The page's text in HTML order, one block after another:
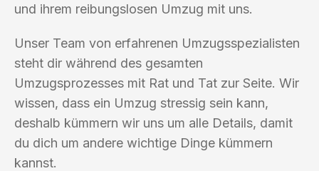
und ihrem reibungslosen Umzug mit uns.
Unser Team von erfahrenen Umzugsspezialisten
steht dir während des gesamten
Umzugsprozesses mit Rat und Tat zur Seite. Wir
wissen, dass ein Umzug stressig sein kann,
deshalb kümmern wir uns um alle Details, damit
du dich um andere wichtige Dinge kümmern
kannst.